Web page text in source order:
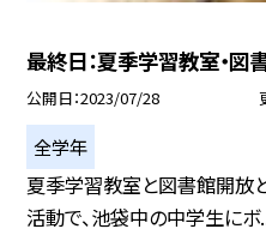
最終日：夏季学習教室・図
公開日 2023/07/28
全学年
夏季学習教室と図書館開放
活動で、池袋中の中学生にボ